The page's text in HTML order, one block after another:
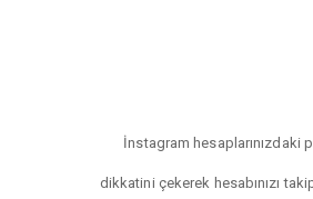
İnstagram hesaplarınızdaki
dikkatini çekerek hesabınızı